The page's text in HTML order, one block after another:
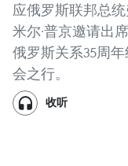
应俄罗斯联邦总
米尔·普京邀请出
俄罗斯关系35周
会之行。
收听